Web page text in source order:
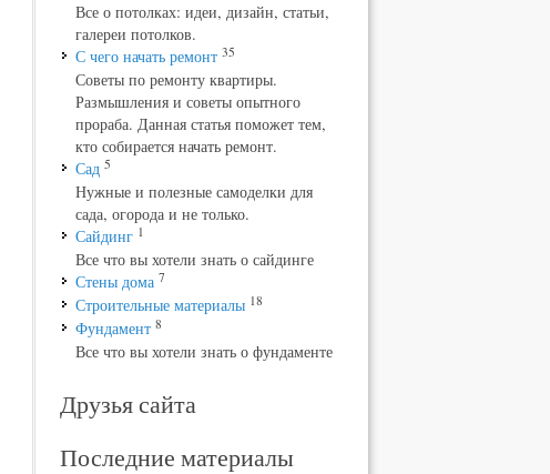
Все о потолках: идеи, дизайн, статьи,
галереи потолков.
С чего начать ремонт 35
Советы по ремонту квартиры.
Размышления и советы опытного
прораба. Данная статья поможет тем,
кто собирается начать ремонт.
Сад 5
Нужные и полезные самоделки для
сада, огорода и не только.
Сайдинг 1
Все что вы хотели знать о сайдинге
Стены дома 7
Строительные материалы 18
Фундамент 8
Все что вы хотели знать о фундаменте
Друзья сайта
Последние материалы